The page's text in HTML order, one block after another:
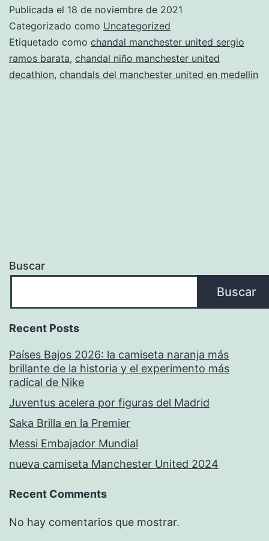
negra
2020
Publicada el 18 de noviembre de 2021
Categorizado como Uncategorized
Etiquetado como chandal manchester united sergio
ramos barata, chandal niño manchester united
decathlon, chandals del manchester united en medellin
Buscar
Buscar
Recent Posts
Países Bajos 2026: la camiseta naranja más
brillante de la historia y el experimento más
radical de Nike
Juventus acelera por figuras del Madrid
Saka Brilla en la Premier
Messi Embajador Mundial
nueva camiseta Manchester United 2024
Recent Comments
No hay comentarios que mostrar.